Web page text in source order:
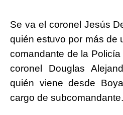
Se va el coronel Jesús
quién estuvo por más de
comandante de la Policía
coronel Douglas
quién viene desde
cargo de subcomandante.